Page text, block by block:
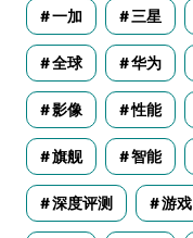
一加 三星
全球 华为
影像 性能
旗舰 智能
深度评测 游戏